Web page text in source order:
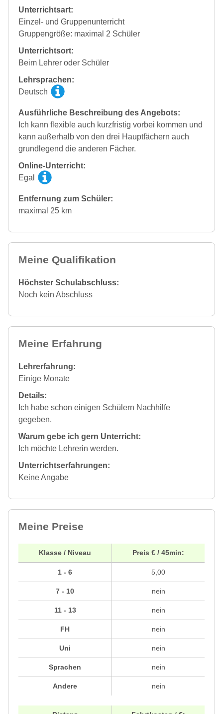
Unterrichtsart:
Einzel- und Gruppenunterricht
Gruppengröße: maximal 2 Schüler
Unterrichtsort:
Beim Lehrer oder Schüler
Lehrsprachen:
Deutsch
Ausführliche Beschreibung des Angebots:
Ich kann flexible auch kurzfristig vorbei kommen und
kann außerhalb von den drei Hauptfächern auch
grundlegend die anderen Fächer.
Online-Unterricht:
Egal
Entfernung zum Schüler:
maximal 25 km
Meine Qualifikation
Höchster Schulabschluss:
Noch kein Abschluss
Meine Erfahrung
Lehrerfahrung:
Einige Monate
Details:
Ich habe schon einigen Schülern Nachhilfe
gegeben.
Warum gebe ich gern Unterricht:
Ich möchte Lehrerin werden.
Unterrichtserfahrungen:
Keine Angabe
Meine Preise
Klasse / Niveau
1 - 6
7 - 10
11 - 13
FH
Uni
Sprachen
Andere
Preis € / 45min:
5,00
nein
nein
nein
nein
nein
nein